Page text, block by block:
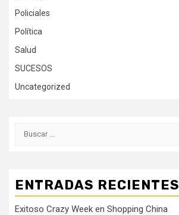
Policiales
Política
Salud
SUCESOS
Uncategorized
Buscar:
ENTRADAS RECIENTES
Exitoso Crazy Week en Shopping China